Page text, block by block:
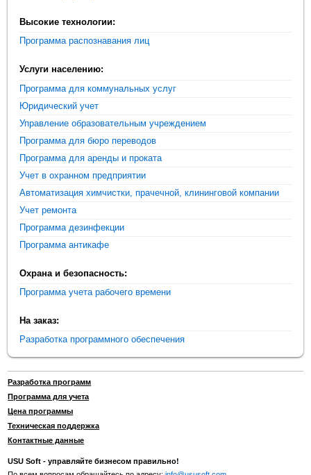
Высокие технологии:
Программа распознавания лиц
Услуги населению:
Программа для коммунальных услуг
Юридический учет
Управление образовательным учреждением
Программа для бюро переводов
Программа для аренды и проката
Учет в охранном предприятии
Автоматизация химчистки, прачечной, клининговой компании
Учет ремонта
Программа дезинфекции
Программа антикафе
Охрана и безопасность:
Программа учета рабочего времени
На заказ:
Разработка программного обеспечения
Разработка программ
Программа для учета
Цена программы
Техническая поддержка
Контактные данные
USU Soft - управляйте бизнесом правильно!